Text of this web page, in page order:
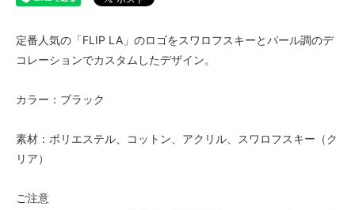
定番人気の「FLIP LA」のロゴをスワロフスキーとパール調のデ
コレーションでカスタムしたデザイン。
カラー：ブラック
素材：ポリエステル、コットン、アクリル、スワロフスキー（ク
リア）
ご注意